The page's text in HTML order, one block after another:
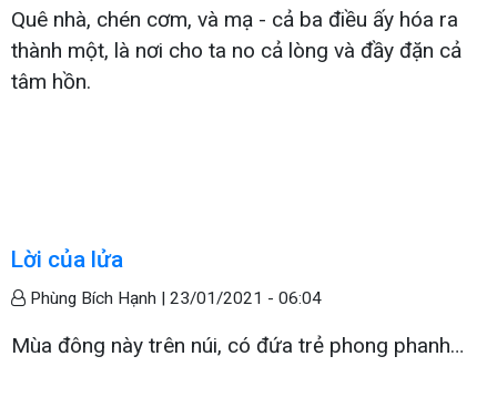
Quê nhà, chén cơm, và mạ - cả ba điều ấy hóa ra
thành một, là nơi cho ta no cả lòng và đầy đặn cả
tâm hồn.
Lời của lửa
Phùng Bích Hạnh | 23/01/2021 - 06:04
Mùa đông này trên núi, có đứa trẻ phong phanh…